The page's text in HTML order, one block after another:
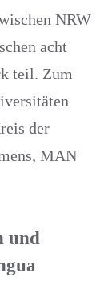
NRW
acht
teil. Zum
der
MAN
und